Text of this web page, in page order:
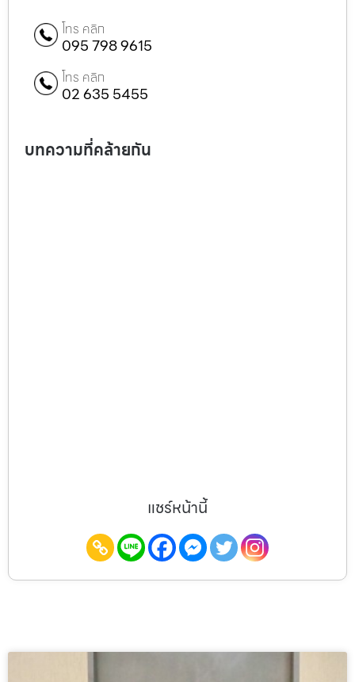
โทร คลิก
095 798 9615
โทร คลิก
02 635 5455
บทความที่คล้ายกัน
แชร์หน้านี้